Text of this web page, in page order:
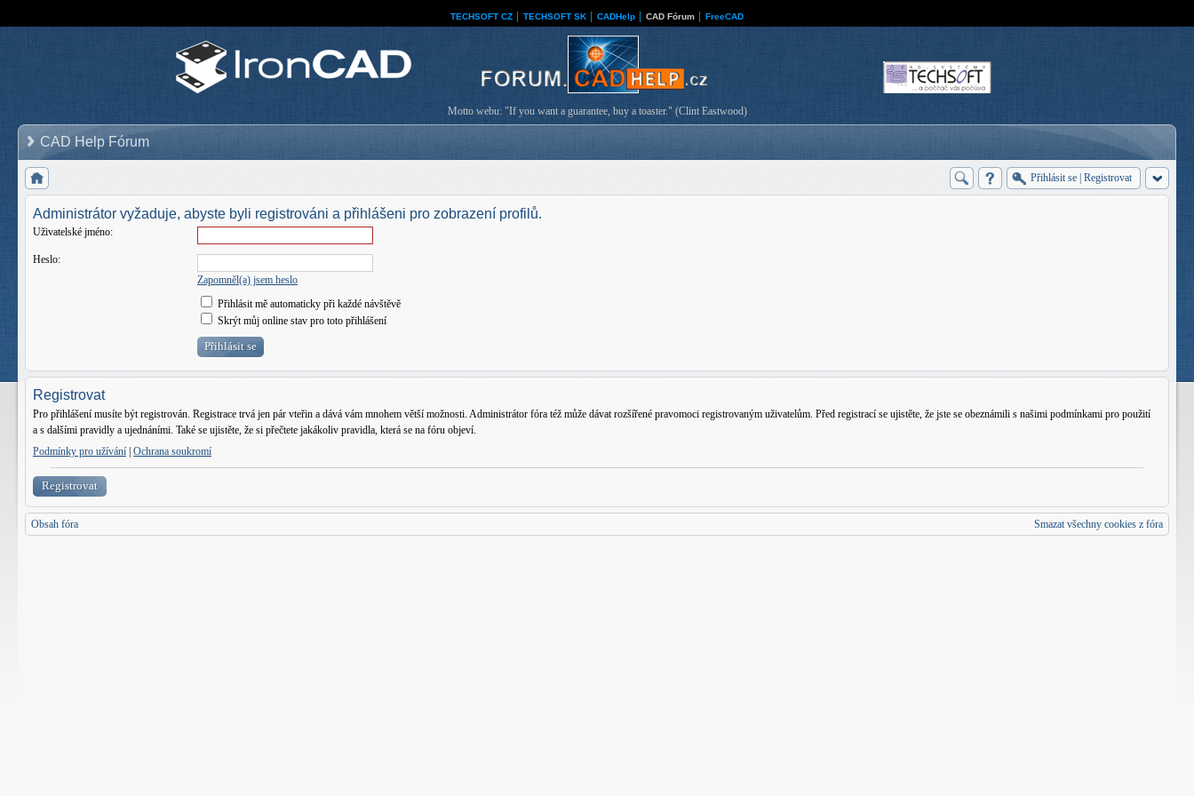
TECHSOFT CZ TECHSOFT SK CADHelp CAD Fórum FreeCAD
Motto webu: "If you want a guarantee, buy a toaster." (Clint Eastwood)
CAD Help Fórum
Přihlásit se Registrovat
Administrátor vyžaduje, abyste byli registrováni a přihlášeni pro zobrazení profilů.
Uživatelské jméno:
Heslo:
Zapomněl(a) jsem heslo
Přihlásit mě automaticky při každé návštěvě
Skrýt můj online stav pro toto přihlášení
Registrovat
Pro přihlášení musíte být registrován. Registrace trvá jen pár vteřin a dává vám mnohem větší možnosti. Administrátor fóra též může dávat rozšířené pravomoci registrovaným uživatelům. Před registrací se ujistěte, že jste se obeznámili s našimi podmínkami pro použití
a s dalšími pravidly a ujednáními. Také se ujistěte, že si přečtete jakákoliv pravidla, která se na fóru objeví.
Podmínky pro užívání Ochrana soukromí
Registrovat
Obsah fóra Smazat všechny cookies z fóra